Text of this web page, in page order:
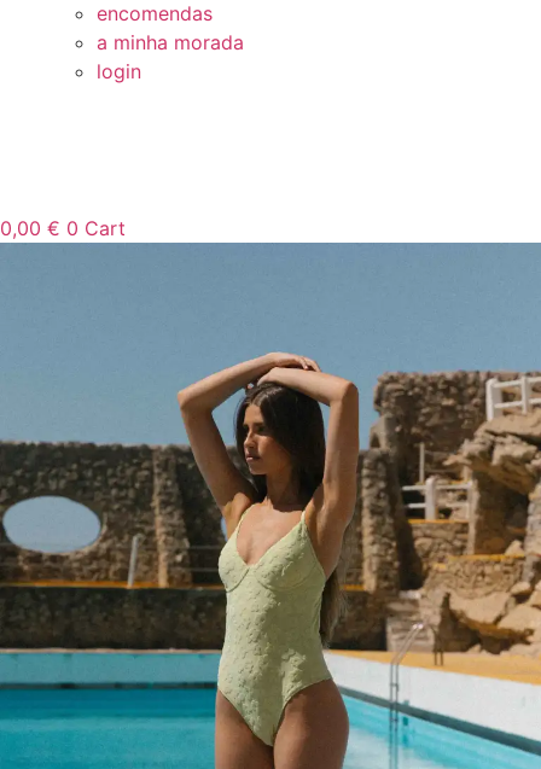
encomendas
a minha morada
login
0,00 € 0 Cart